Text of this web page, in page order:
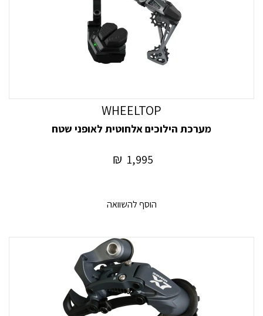
WHEELTOP
מערכת הילוכים אלחוטית לאופני שטח
1,995
₪
הוסף להשוואה